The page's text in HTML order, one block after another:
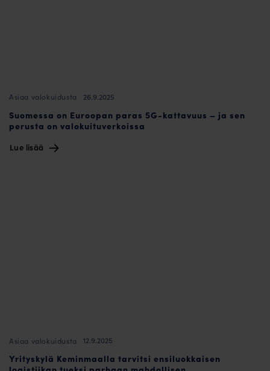
Asiaa valokuidusta 26.9.2025
Suomessa on Euroopan paras 5G-kattavuus – ja sen
perusta on valokuituverkoissa
Lue lisää
Asiaa valokuidusta 12.9.2025
Yrityskylä Keminmaalla tarvitsi ensiluokkaisen